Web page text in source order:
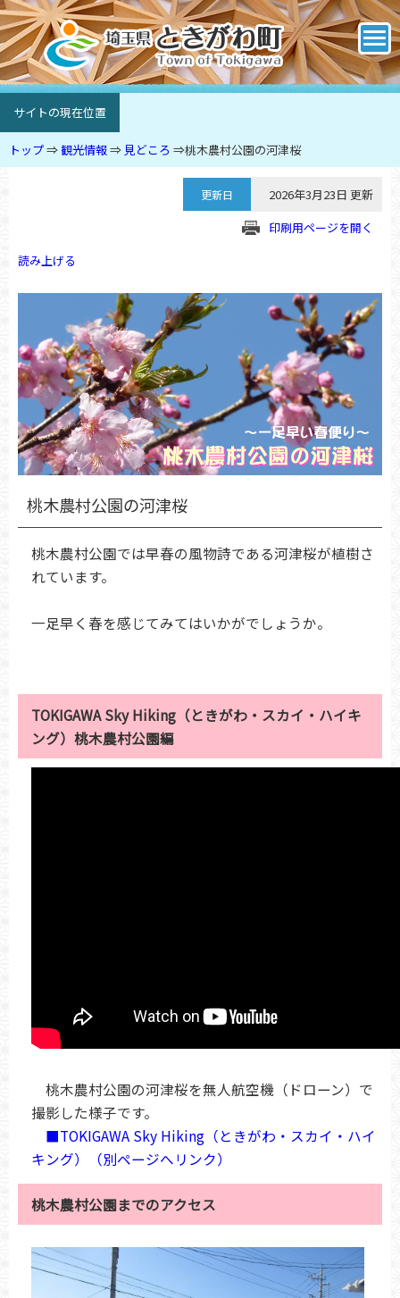
サイトの現在位置
トップ⇒ 観光情報⇒ 見どころ ⇒桃木農村公園の河津桜
更新日
2026年3月23日 更新
印刷用ページを開く
読み上げる
桃木農村公園の河津桜
桃木農村公園では早春の風物詩である河津桜が植樹さ
れています。
一足早く春を感じてみてはいかがでしょうか。
TOKIGAWA Sky Hiking（ときがわ・スカイ・ハイキ
ング）桃木農村公園編
桃木農村公園の河津桜を無人航空機（ドローン）で
撮影した様子です。
■TOKIGAWA Sky Hiking（ときがわ・スカイ・ハイ
キング）（別ページへリンク）
桃木農村公園までのアクセス